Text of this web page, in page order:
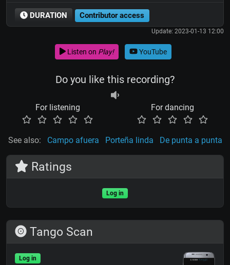
DURATION Contributor access
Update: 2023-01-13 12:00
Listen on Play! YouTube
Do you like this recording?
For listening For dancing
See also: Campo afuera Porteña linda De punta a punta
Ratings
Log in
Tango Scan
Log in